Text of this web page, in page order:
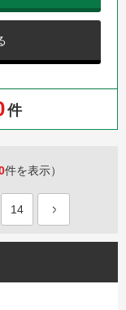
件
件を表示）
14